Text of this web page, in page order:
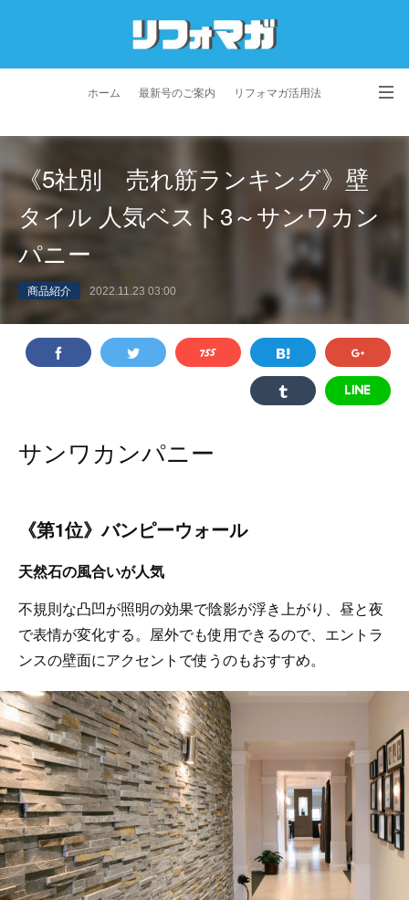
ホーム 最新号のご案内 リフォマガ活用法
お問い合わせ よくあるご質問 特定商取引法に基づく表記
プライバシーポリシー 利用規約 会社概要
《5社別 売れ筋ランキング》壁
タイル 人気ベスト3～サンワカン
パニー
商品紹介 2022.11.23 03:00
サンワカンパニー
《第1位》バンピーウォール
天然石の風合いが人気
不規則な凸凹が照明の効果で陰影が浮き上がり、昼と夜
で表情が変化する。屋外でも使用できるので、エントラ
ンスの壁面にアクセントで使うのもおすすめ。